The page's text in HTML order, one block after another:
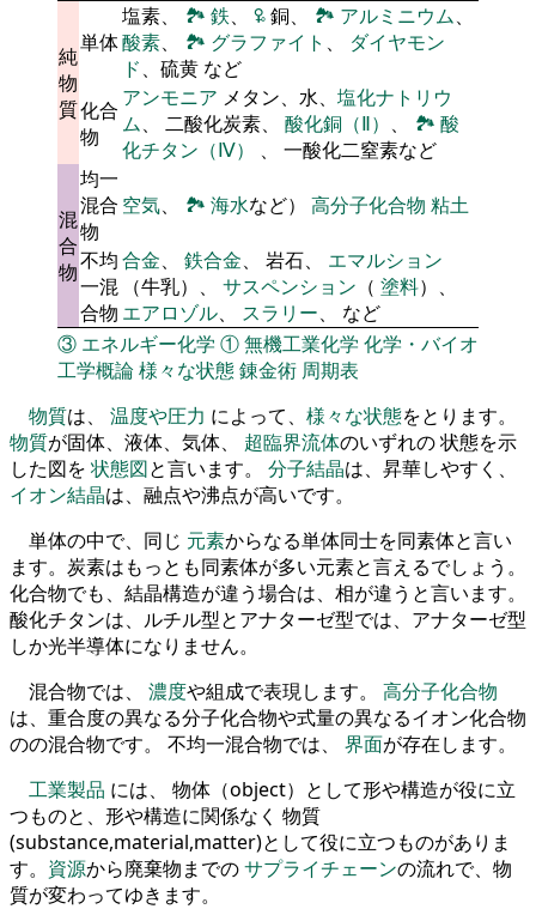
純
物
質
単体
塩素、 🏞 鉄、 🜠銅、 🏞 アルミニウム、
酸素、 🏞 グラファイト 、 ダイヤモン
ド、硫黄 など
化合
物
アンモニア メタン、水、 塩化ナトリウ
ム、 二酸化炭素、 酸化銅（Ⅱ） 、 🏞 酸
化チタン（Ⅳ） 、 一酸化二窒素など
混
合
物
均一
混合
物
空気、 🏞 海水など） 高分子化合物 粘土
不均
一混
合物
合金、 鉄合金、 岩石、 エマルション
（牛乳）、 サスペンション （ 塗料）、
エアロゾル、 スラリー、 など
③ エネルギー化学 ①無機工業化学 化学・バイオ
工学概論様々な状態錬金術 周期表
物質は、 温度や圧力 によって、 様々な状態をとります。
物質が固体、液体、気体、 超臨界流体のいずれの 状態を示
した図を 状態図と言います。 分子結晶は、昇華しやすく、
イオン結晶は、融点や沸点が高いです。
単体の中で、同じ 元素からなる単体同士を同素体と言い
ます。炭素はもっとも同素体が多い元素と言えるでしょう。
化合物でも、結晶構造が違う場合は、相が違うと言います。
酸化チタンは、ルチル型とアナターゼ型では、アナターゼ型
しか光半導体になりません。
混合物では、 濃度や組成で表現します。 高分子化合物
は、重合度の異なる分子化合物や式量の異なるイオン化合物
のの混合物です。 不均一混合物では、 界面が存在します。
工業製品 には、 物体（object）として形や構造が役に立
つものと、形や構造に関係なく 物質
(substance,material,matter)として役に立つものがありま
す。 資源から廃棄物までのサプライチェーンの流れで、物
質が変わってゆきます。